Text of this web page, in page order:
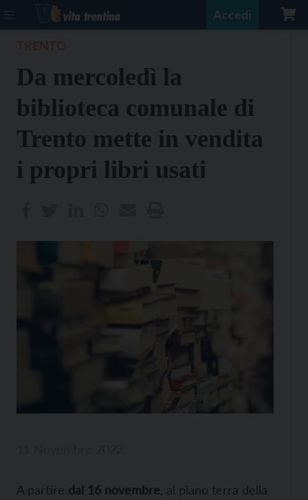
Accedi
Da mercoledì la
biblioteca comunale di
Trento mette in vendita
i propri libri usati
A partire dal 16 novembre , al piano terra della